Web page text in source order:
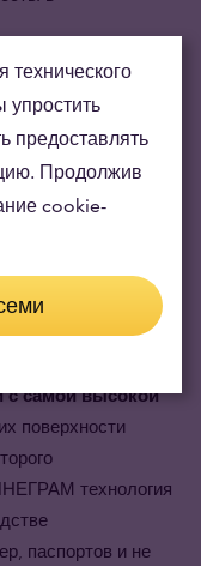
эффектов
не имеют
качестве защитного
чеканных слитков
продукт
изготовленные
самой высокой
поверхности
технология
паспортов и не
упростить
предоставлять
Продолжив
cookie-